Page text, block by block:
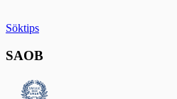
Söktips
SAOB